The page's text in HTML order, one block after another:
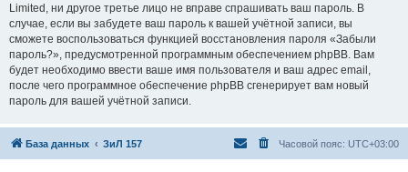
Limited, ни другое третье лицо не вправе спрашивать ваш пароль. В
случае, если вы забудете ваш пароль к вашей учётной записи, вы
сможете воспользоваться функцией восстановления пароля «Забыли
пароль?», предусмотренной программным обеспечением phpBB. Вам
будет необходимо ввести ваше имя пользователя и ваш адрес email,
после чего программное обеспечение phpBB сгенерирует вам новый
пароль для вашей учётной записи.
База данных ЗиЛ 157 Часовой пояс: UTC+03:00